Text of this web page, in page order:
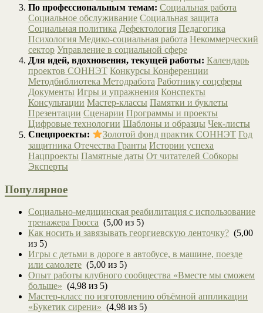
По профессиональным темам: Социальная работа
Социальное обслуживание Социальная защита
Социальная политика Дефектология Педагогика
Психология Медико-социальная работа Некоммерческий
сектор Управление в социальной сфере
Для идей, вдохновения, текущей работы: Календарь
проектов СОННЭТ Конкурсы Конференции
Методбиблиотека Методработа Работнику соцсферы
Документы Игры и упражнения Конспекты
Консультации Мастер-классы Памятки и буклеты
Презентации Сценарии Программы и проекты
Цифровые технологии Шаблоны и образцы Чек-листы
Спецпроекты:
Золотой фонд практик СОННЭТ Год
защитника Отечества Гранты Истории успеха
Нацпроекты Памятные даты От читателей Собкоры
Эксперты
Популярное
Социально-медицинская реабилитация с использование
тренажера Гросса (5,00 из 5)
Как носить и завязывать георгиевскую ленточку? (5,00
из 5)
Игры с детьми в дороге в автобусе, в машине, поезде
или самолете (5,00 из 5)
Опыт работы клубного сообщества «Вместе мы сможем
больше» (4,98 из 5)
Мастер-класс по изготовлению объёмной аппликации
«Букетик сирени» (4,98 из 5)